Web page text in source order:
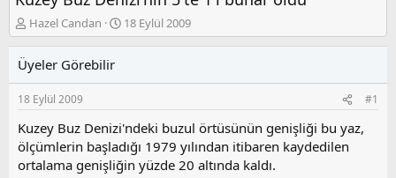
K
o
u
y
u
a
ş
l
Hazel Candan
B
a
a
ç
t
18 Eylül 2009
Üyeler Görebilir
18 Eylül 2009 #1
Kuzey Buz Denizi'ndeki buzul örtüsünün genişliği bu yaz,
ölçümlerin başladığı 1979 yılından itibaren kaydedilen
ortalama genişliğin yüzde 20 altında kaldı.